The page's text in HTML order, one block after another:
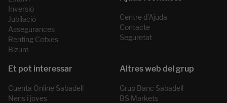
Inversió
Jubilació
Assegurances
Renting Cotxes
Bizum
Centre d’Ajuda
Contacte
Seguretat
Cuenta Online Sabadell
Nens i joves
Grup Banc Sabadell
BS Markets